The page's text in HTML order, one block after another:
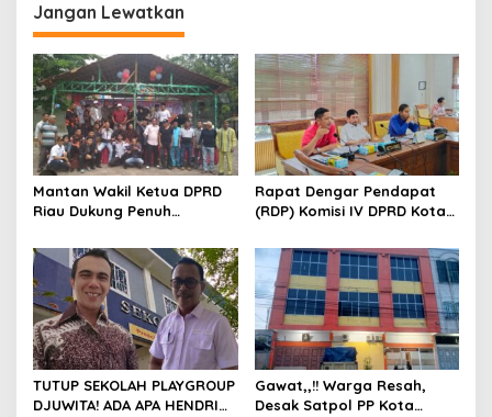
a
s
i
p
o
s
Jangan Lewatkan
Mantan Wakil Ketua DPRD
Riau Dukung Penuh
Perjuangan Lahirnya
Kabupaten Kepulauan
Meranti
Rapat Dengar Pendapat
(RDP) Komisi IV DPRD Kota
Sekolah Djuwita
TUTUP SEKOLAH PLAYGROUP
DJUWITA! ADA APA HENDRI
Gawat,,!! Warga Resah,
Desak Satpol PP Kota